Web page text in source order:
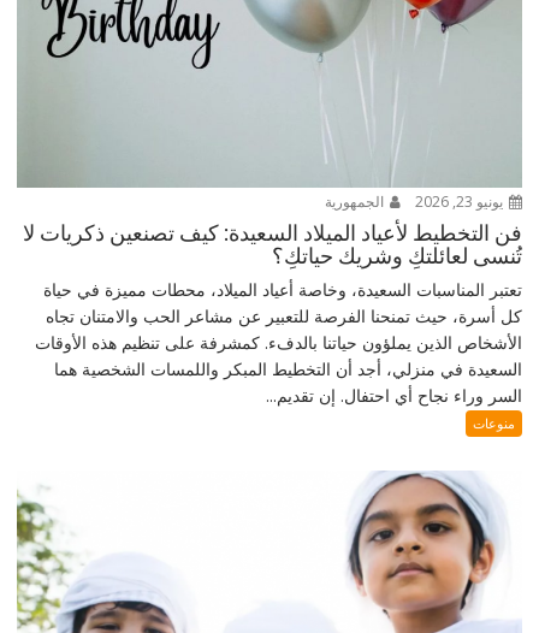
يونيو 23, 2026 الجمهورية
فن التخطيط لأعياد الميلاد السعيدة: كيف تصنعين ذكريات لا
تُنسى لعائلتكِ وشريك حياتكِ؟
تعتبر المناسبات السعيدة، وخاصة أعياد الميلاد، محطات مميزة في حياة
كل أسرة، حيث تمنحنا الفرصة للتعبير عن مشاعر الحب والامتنان تجاه
الأشخاص الذين يملؤون حياتنا بالدفء. كمشرفة على تنظيم هذه الأوقات
السعيدة في منزلي، أجد أن التخطيط المبكر واللمسات الشخصية هما
السر وراء نجاح أي احتفال. إن تقديم...
منوعات